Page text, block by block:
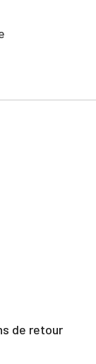
de retour